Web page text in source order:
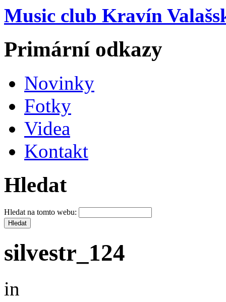
Music club Kravín
Primární odkazy
Novinky
Fotky
Videa
Kontakt
Hledat
Hledat na tomto webu:
silvestr_124
in